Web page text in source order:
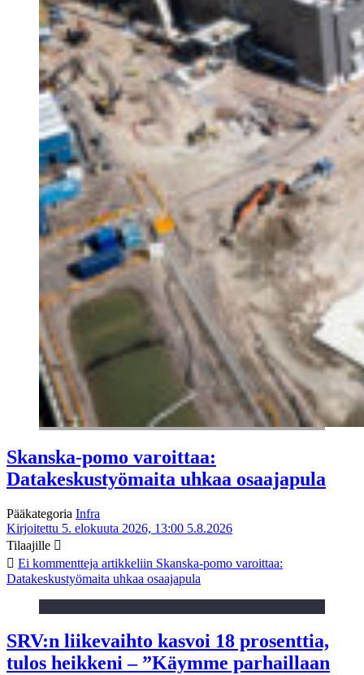
Skanska-pomo varoittaa:
Datakeskustyömaita uhkaa osaajapula
Pääkategoria Infra
Kirjoitettu 5. elokuuta 2026, 13:00 5.8.2026
Tilaajille
Ei kommentteja artikkeliin Skanska-pomo varoittaa:
Datakeskustyömaita uhkaa osaajapula
SRV:n liikevaihto kasvoi 18 prosenttia,
tulos heikkeni – ”Käymme parhaillaan